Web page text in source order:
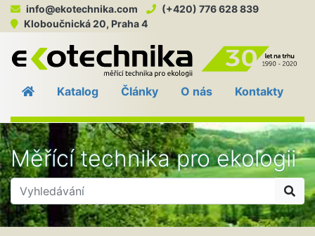
info@ekotechnika.com
(+420) 776 628 839
Kloboučnická 20, Praha 4
Katalog Články O nás Kontakty
Měřící technika pro ekologii